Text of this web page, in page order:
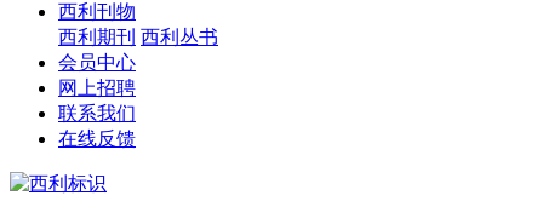
西利刊物
西利期刊 西利丛书
会员中心
网上招聘
联系我们
在线反馈